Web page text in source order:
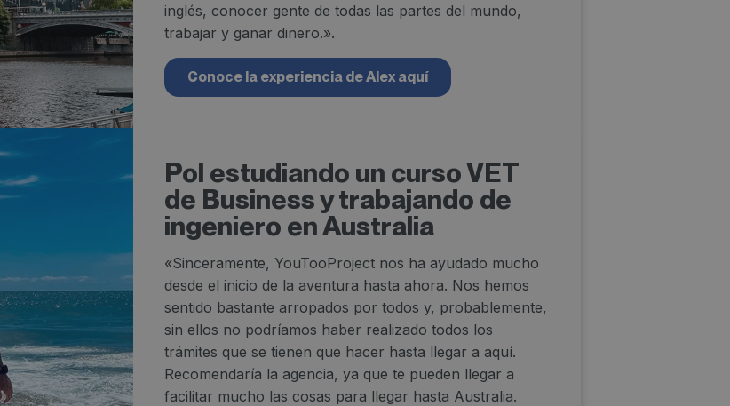
inglés, conocer gente de todas las partes del mundo,
trabajar y ganar dinero.».
Conoce la experiencia de Alex aquí
Pol estudiando un curso VET
de Business y trabajando de
ingeniero en Australia
«Sinceramente, YouTooProject nos ha ayudado mucho
desde el inicio de la aventura hasta ahora. Nos hemos
sentido bastante arropados por todos y, probablemente,
sin ellos no podríamos haber realizado todos los
trámites que se tienen que hacer hasta llegar a aquí.
Recomendaría la agencia, ya que te pueden llegar a
facilitar mucho las cosas para llegar hasta Australia.